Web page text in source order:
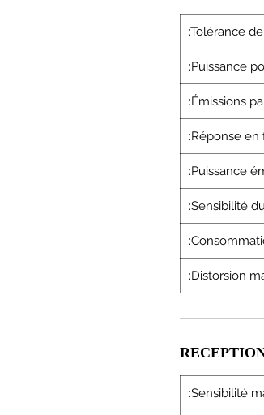
:Tolérance
:Puissance
:Émissions
:Réponse
:Puissance
:Sensibilité
:Distorsion
:Sensibilité